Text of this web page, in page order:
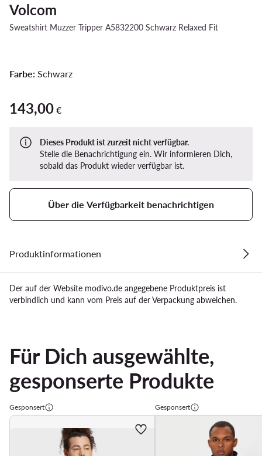
Volcom
Sweatshirt Muzzer Tripper A5832200 Schwarz Relaxed Fit
Farbe: Schwarz
143,00 €
143,00 €
Dieses Produkt ist zurzeit nicht verfügbar.
Stelle die Benachrichtigung ein. Wir informieren Dich,
sobald das Produkt wieder verfügbar ist.
Über die Verfügbarkeit benachrichtigen
Produktinformationen
Der auf der Website modivo.de angegebene Produktpreis ist
verbindlich und kann vom Preis auf der Verpackung abweichen.
Für Dich ausgewählte,
gesponserte Produkte
Gesponsert Gesponsert